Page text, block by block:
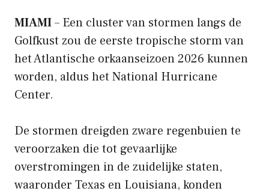
MIAMI– Een cluster van stormen langs de
Golfkust zou de eerste tropische storm van
het Atlantische orkaanseizoen 2026 kunnen
worden, aldus het National Hurricane
Center.
De stormen dreigden zware regenbuien te
veroorzaken die tot gevaarlijke
overstromingen in de zuidelijke staten,
waaronder Texas en Louisiana, konden